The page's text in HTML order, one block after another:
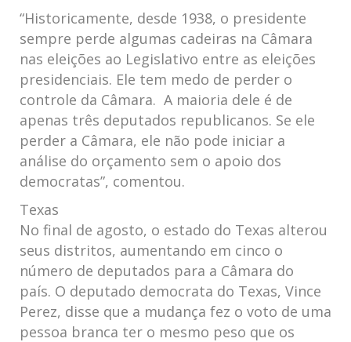
“Historicamente, desde 1938, o presidente
sempre perde algumas cadeiras na Câmara
nas eleições ao Legislativo entre as eleições
presidenciais. Ele tem medo de perder o
controle da Câmara. A maioria dele é de
apenas três deputados republicanos. Se ele
perder a Câmara, ele não pode iniciar a
análise do orçamento sem o apoio dos
democratas”, comentou.
Texas
No final de agosto, o estado do Texas alterou
seus distritos, aumentando em cinco o
número de deputados para a Câmara do
país. O deputado democrata do Texas, Vince
Perez, disse que a mudança fez o voto de uma
pessoa branca ter o mesmo peso que os